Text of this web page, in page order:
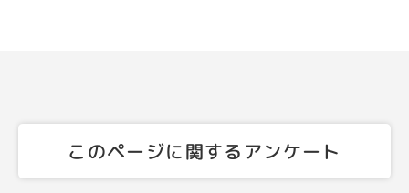
このページに関するアンケート